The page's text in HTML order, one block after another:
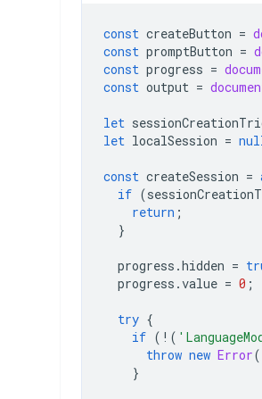
const createButton =
const promptButton =
const progress =
const output =
let
let localSession =
const createSession =
if (
return ;
}
progress .hidden =
progress .value = 0 ;
try {
if ( ! (
throw new Error(
}